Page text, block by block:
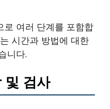
로 여러 단계를 포함합
시간과 방법에 대한
니다.
및 검사